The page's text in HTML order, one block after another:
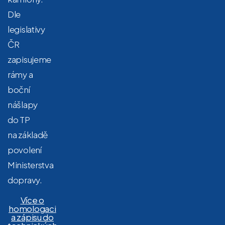
Dle
legislativy
ČR
zapisujeme
rámy a
boční
nášlapy
do TP
na základě
povolení
Ministerstva
dopravy.
Více o
homologaci
a zápisu do